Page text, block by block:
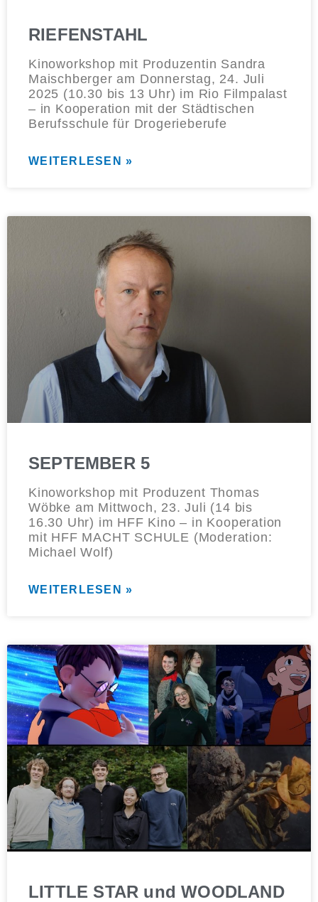
RIEFENSTAHL
Kinoworkshop mit Produzentin Sandra
Maischberger am Donnerstag, 24. Juli
2025 (10.30 bis 13 Uhr) im Rio Filmpalast
– in Kooperation mit der Städtischen
Berufsschule für Drogerieberufe
WEITERLESEN »
SEPTEMBER 5
Kinoworkshop mit Produzent Thomas
Wöbke am Mittwoch, 23. Juli (14 bis
16.30 Uhr) im HFF Kino – in Kooperation
mit HFF MACHT SCHULE (Moderation:
Michael Wolf)
WEITERLESEN »
LITTLE STAR und WOODLAND